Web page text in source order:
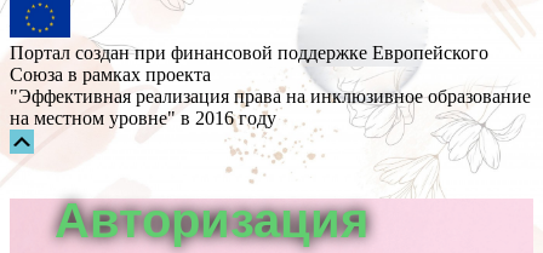
Портал создан при финансовой поддержке Европейского
Союза в рамках проекта
"Эффективная реализация права на инклюзивное образование
на местном уровне" в 2016 году
Авторизация